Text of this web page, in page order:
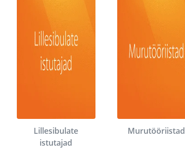
Lillesibulate
istutajad
Murutööriistad